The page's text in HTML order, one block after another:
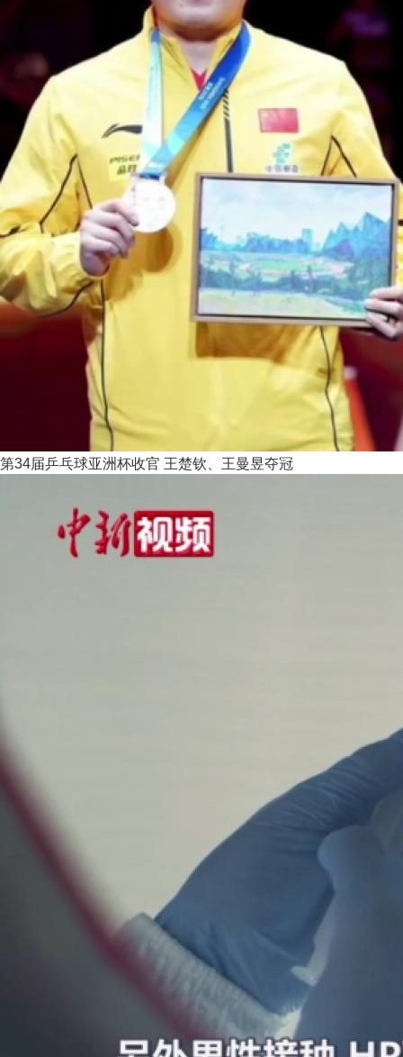
第34届乒乓球亚洲杯收官 王楚钦、王曼昱夺冠